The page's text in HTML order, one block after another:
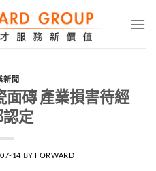
新聞
磚 產業損害待經
認定
14 BY FORWARD